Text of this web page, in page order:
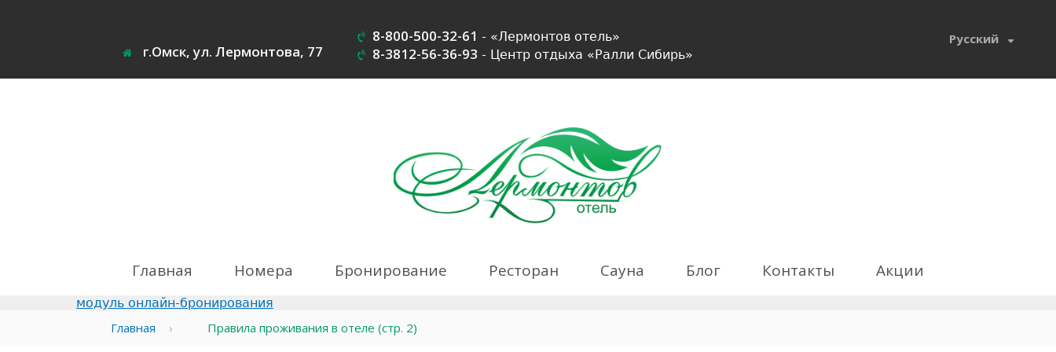
г.Омск, ул. Лермонтова, 77
8-800-500-32-61 - «Лермонтов отель»
8-3812-56-36-93 - Центр отдыха «Ралли Сибирь»
Русский
Главная Номера Бронирование Ресторан Сауна Блог Контакты Акции
модуль онлайн-бронирования
Главная › Правила проживания в отеле (стр. 2)